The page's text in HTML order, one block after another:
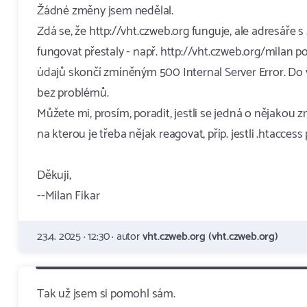
Žádné změny jsem nedělal.
Zdá se, že http://vht.czweb.org funguje, ale adresáře
fungovat přestaly - např. http://vht.czweb.org/milan
údajů skončí zmíněným 500 Internal Server Error.
bez problémů.
Můžete mi, prosím, poradit, jestli se jedná o nějakou
na kterou je třeba nějak reagovat, příp. jestli
Děkuji,
--Milan Fikar
23.4. 2025 · 12:30 · autorvht.czweb.org (vht.czweb.org)
Tak už jsem si pomohl sám.